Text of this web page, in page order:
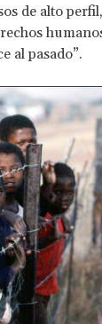
de alto
al pasado”.